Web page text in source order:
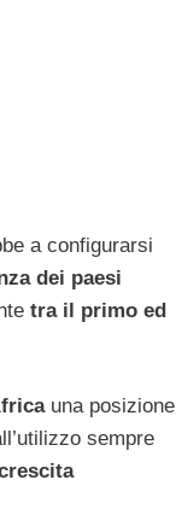
a configurarsi
dei paesi
tra il primo ed
una posizione
sempre